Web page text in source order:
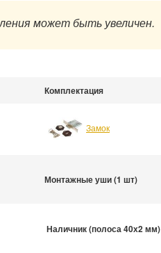
может быть увеличен.
Комплектация
Замок
Монтажные уши (1 шт)
Наличник (полоса 40х2 мм)